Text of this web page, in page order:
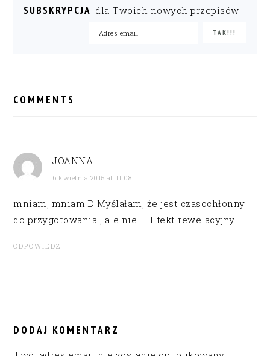
SUBSKRYPCJA dla Twoich nowych przepisów
INTERACTIONS
COMMENTS
JOANNA
6 kwietnia 2015 at 11:08
mniam, mniam:D Myślałam, że jest czasochłonny
do przygotowania , ale nie …. Efekt rewelacyjny …..
ODPOWIEDZ
DODAJ KOMENTARZ